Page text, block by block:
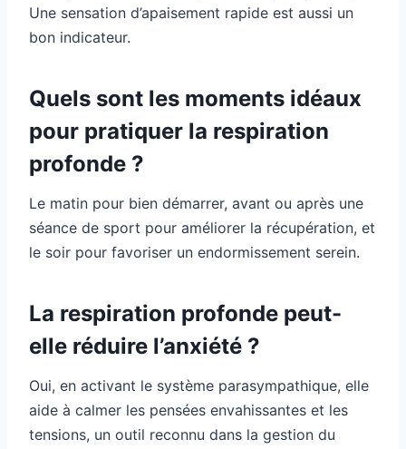
Une sensation d’apaisement rapide est aussi un
bon indicateur.
Quels sont les moments idéaux
pour pratiquer la respiration
profonde ?
Le matin pour bien démarrer, avant ou après une
séance de sport pour améliorer la récupération, et
le soir pour favoriser un endormissement serein.
La respiration profonde peut-
elle réduire l’anxiété ?
Oui, en activant le système parasympathique, elle
aide à calmer les pensées envahissantes et les
tensions, un outil reconnu dans la gestion du